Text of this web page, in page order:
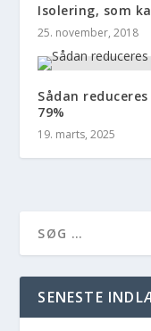
Isolering, som
25. november, 2018
Sådan
79%
19. marts, 2025
SENESTE